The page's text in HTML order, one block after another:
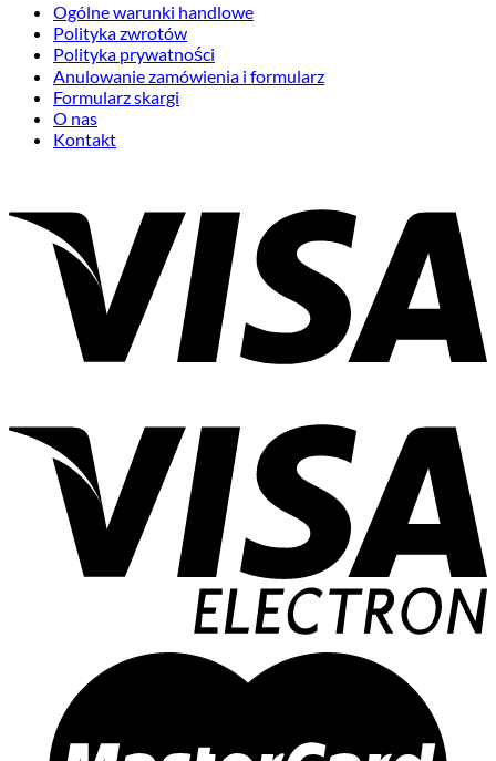
Ogólne warunki handlowe
Polityka zwrotów
Polityka prywatności
Anulowanie zamówienia i formularz
Formularz skargi
O nas
Kontakt